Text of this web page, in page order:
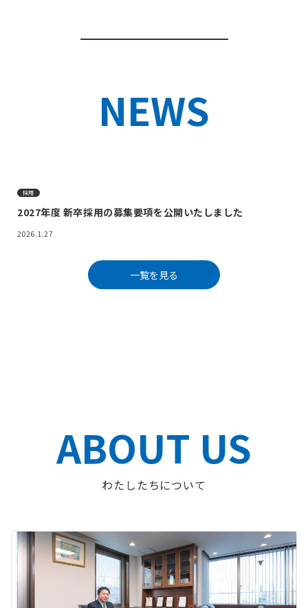
NEWS
採用
2027年度 新卒採用の募集要項を公開いたしました
2026.1.27
一覧を見る
ABOUT US
わたしたちについて